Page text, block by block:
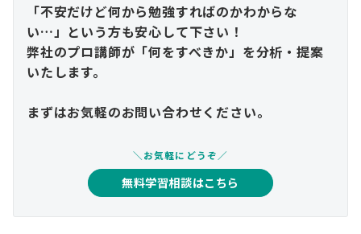
「不安だけど何から勉強すればのかわからな
い…」という方も安心して下さい！
弊社のプロ講師が「何をすべきか」を分析・提案
いたします。
まずはお気軽のお問い合わせください。
＼お気軽にどうぞ／
無料学習相談はこちら